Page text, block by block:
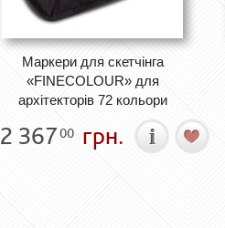
Маркери для скетчінга
«FINECOLOUR» для
архітекторів 72 кольори
2 36700 грн.